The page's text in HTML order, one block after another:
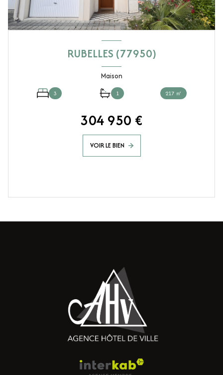
RUBELLES (77950)
Maison
3 1 217 ㎡
304 950 €
VOIR LE BIEN